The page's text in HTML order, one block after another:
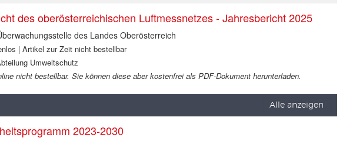
des oberösterreichischen Luftmessnetzes - Jahresbericht 2025
des Landes Oberösterreich
| Artikel zur Zeit nicht bestellbar
Umweltschutz
nicht bestellbar. Sie können diese aber kostenfrei als PDF-Dokument herunterladen.
Alle anzeigen
2023-2030